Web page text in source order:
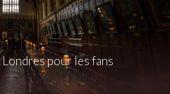
pour les fans